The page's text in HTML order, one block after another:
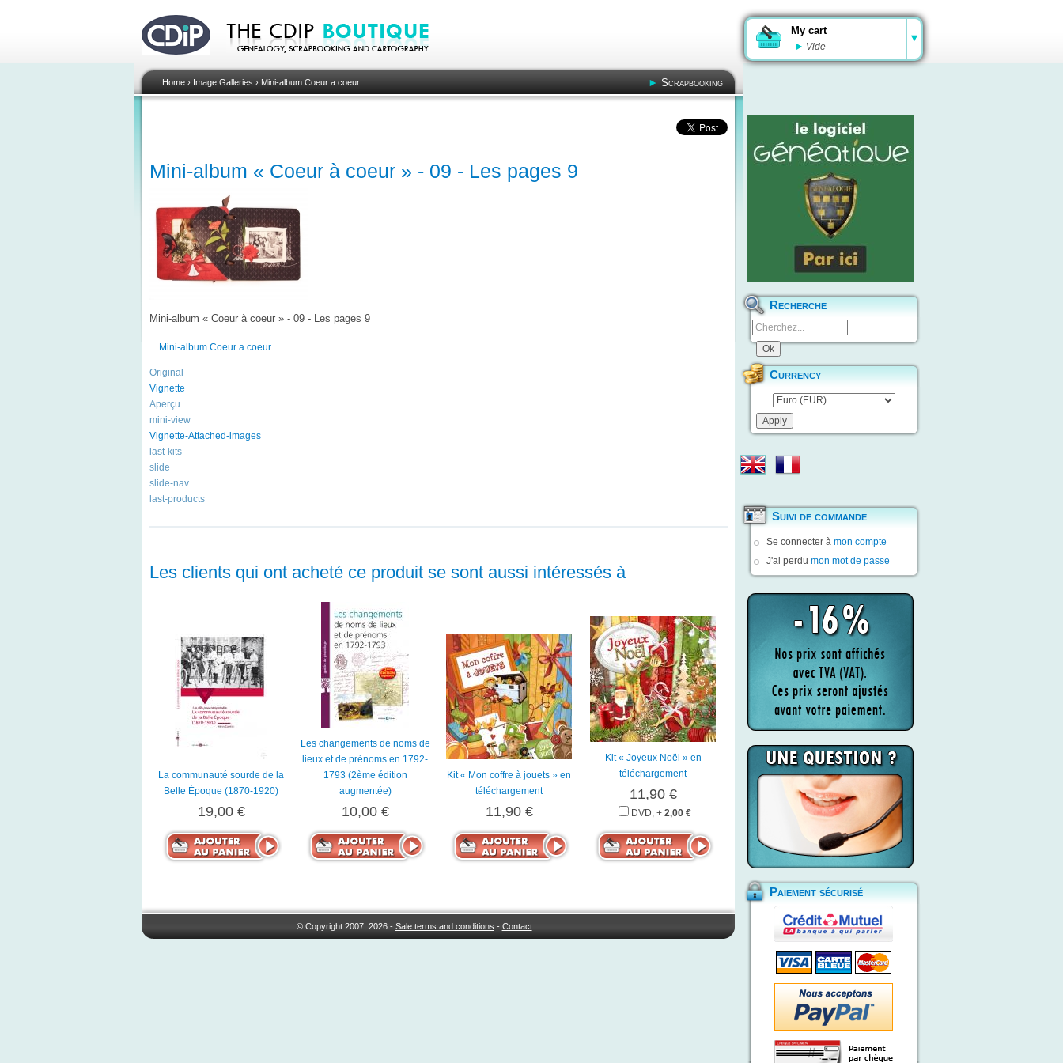
My cart
Vide
Home› Image Galleries › Mini-album Coeur a coeur Scrapbooking
Mini-album « Coeur à coeur » - 09 - Les pages 9
Mini-album « Coeur à coeur » - 09 - Les pages 9
Mini-album Coeur a coeur
Original
Vignette
Aperçu
mini-view
Vignette-Attached-images
last-kits
slide
slide-nav
last-products
Les clients qui ont acheté ce produit se sont aussi intéressés à
La communauté sourde de la
Belle Époque (1870-1920)
19,00 €
Les changements de noms de
lieux et de prénoms en 1792-
1793 (2ème édition
augmentée)
10,00 €
Kit « Mon coffre à jouets » en
téléchargement
11,90 €
Kit « Joyeux Noël » en
téléchargement
11,90 €
DVD, + 2,00 €
© Copyright 2007, 2026 - Sale terms and conditions - Contact
Recherche
Currency
Suivi de commande
Se connecter à mon compte
J'ai perdu mon mot de passe
Paiement sécurisé